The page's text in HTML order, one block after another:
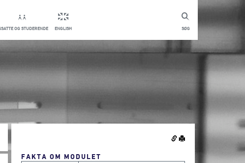
SØG
OG STUDERENDE ENGLISH
FAKTA OM MODULET